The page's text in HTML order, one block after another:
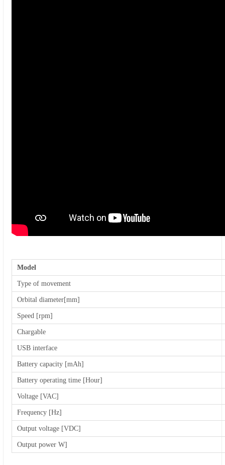
Model
Type of movement
Orbital diameter[mm]
Speed [rpm]
Chargable
USB interface
Battery capacity [mAh]
Battery operating time [Hour]
Voltage [VAC]
Frequency [Hz]
Output voltage [VDC]
Output power W]